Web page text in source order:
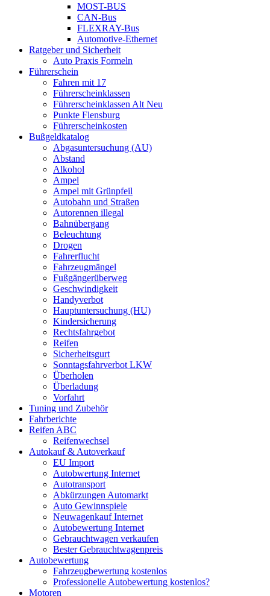
MOST-BUS
CAN-Bus
FLEXRAY-Bus
Automotive-Ethernet
Ratgeber und Sicherheit
Auto Praxis Formeln
Führerschein
Fahren mit 17
Führerscheinklassen
Führerscheinklassen Alt Neu
Punkte Flensburg
Führerscheinkosten
Bußgeldkatalog
Abgasuntersuchung (AU)
Abstand
Alkohol
Ampel
Ampel mit Grünpfeil
Autobahn und Straßen
Autorennen illegal
Bahnübergang
Beleuchtung
Drogen
Fahrerflucht
Fahrzeugmängel
Fußgängerüberweg
Geschwindigkeit
Handyverbot
Hauptuntersuchung (HU)
Kindersicherung
Rechtsfahrgebot
Reifen
Sicherheitsgurt
Sonntagsfahrverbot LKW
Überholen
Überladung
Vorfahrt
Tuning und Zubehör
Fahrberichte
Reifen ABC
Reifenwechsel
Autokauf & Autoverkauf
EU Import
Autobwertung Internet
Autotransport
Abkürzungen Automarkt
Auto Gewinnspiele
Neuwagenkauf Internet
Autobewertung Internet
Gebrauchtwagen verkaufen
Bester Gebrauchtwagenpreis
Autobewertung
Fahrzeugbewertung kostenlos
Professionelle Autobewertung kostenlos?
Motoren